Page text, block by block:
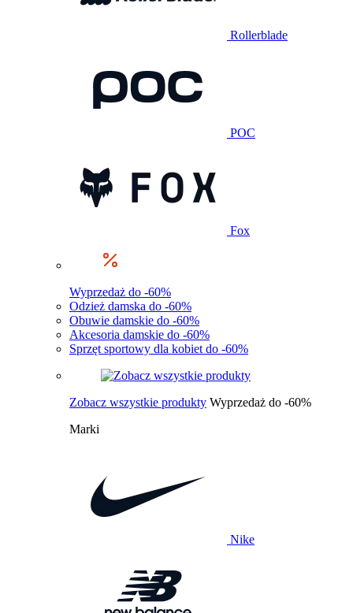
Rollerblade
POC
Fox
Wyprzedaż do -60%
Odzież damska do -60%
Obuwie damskie do -60%
Akcesoria damskie do -60%
Sprzęt sportowy dla kobiet do -60%
Zobacz wszystkie produkty Wyprzedaż do -60%
Marki
Nike